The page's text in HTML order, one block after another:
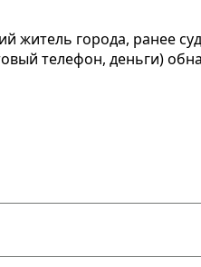
житель города, ранее
телефон, деньги)